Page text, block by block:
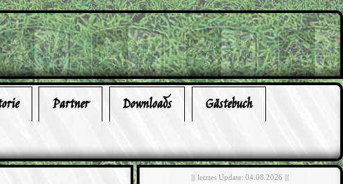
Partner Downloads
Gästebuch
||| letztes Update: 04.08.2026 |||